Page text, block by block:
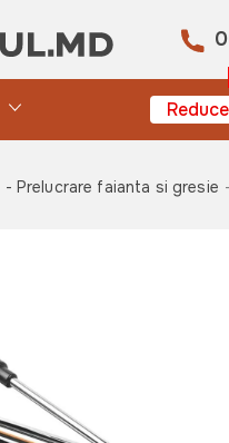
- Prelucrare faianta si gresie